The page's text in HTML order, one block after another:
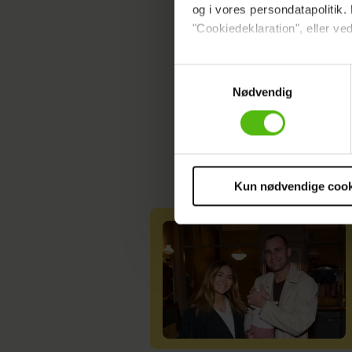
og i vores
"Cookiedeklaration", eller
Dine valg anvendes på hele
Vi ønsker dit samtykke til at
Vi anvender egne cookies
sociale medier.
cookies,
privatlivspolitik
Nødvendig
Kun nødvendige